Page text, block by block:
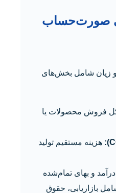
صورت‌حساب
شامل بخش‌های
فروش محصولات یا
هزینه مستقیم تولید
و بهای تمام‌شده
بازاریابی، حقوق